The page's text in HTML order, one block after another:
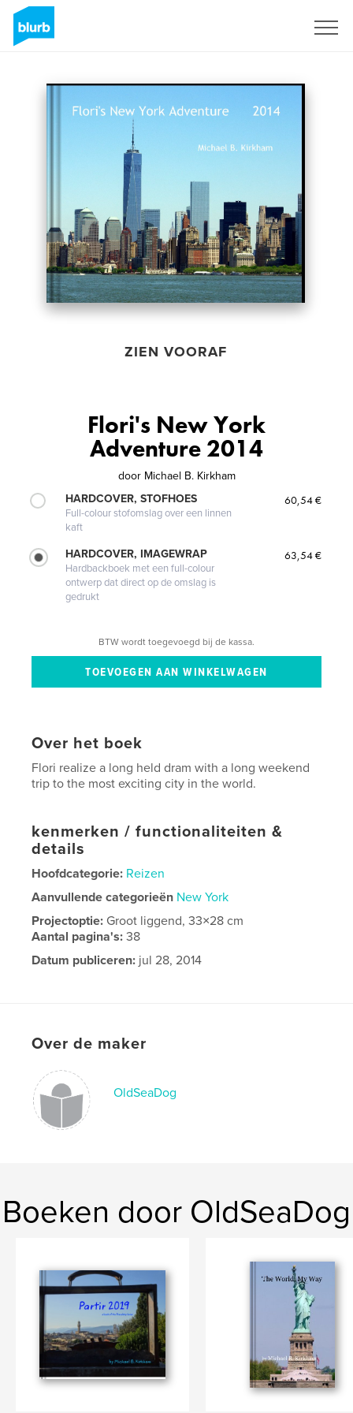
ZIEN VOORAF
Flori's New York
Adventure 2014
door Michael B. Kirkham
HARDCOVER, STOFHOES
Full-colour stofomslag over een linnen
kaft
60,54 €
HARDCOVER, IMAGEWRAP
Hardbackboek met een full-colour
ontwerp dat direct op de omslag is
gedrukt
63,54 €
BTW wordt toegevoegd bij de kassa.
Over het boek
Flori realize a long held dram with a long weekend
trip to the most exciting city in the world.
kenmerken / functionaliteiten &
details
Hoofdcategorie: Reizen
Aanvullende categorieën New York
Projectoptie: Groot liggend, 33×28 cm
Aantal pagina's:38
Datum publiceren: jul 28, 2014
Over de maker
OldSeaDog
Boeken door OldSeaDog